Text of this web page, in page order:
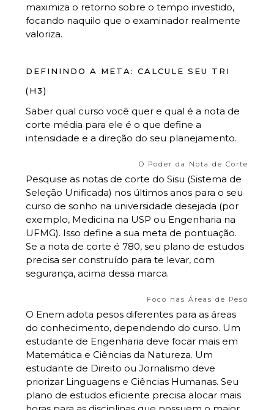
maximiza o retorno sobre o tempo investido,
focando naquilo que o examinador realmente
valoriza.
DEFININDO A META: CALCULE SEU TRI
(H3)
Saber qual curso você quer e qual é a nota de
corte média para ele é o que define a
intensidade e a direção do seu planejamento.
O Poder da Nota de Corte
Pesquise as notas de corte do Sisu (Sistema de
Seleção Unificada) nos últimos anos para o seu
curso de sonho na universidade desejada (por
exemplo, Medicina na USP ou Engenharia na
UFMG). Isso define a sua meta de pontuação.
Se a nota de corte é 780, seu plano de estudos
precisa ser construído para te levar, com
segurança, acima dessa marca.
Foco nas Áreas de Peso
O Enem adota pesos diferentes para as áreas
do conhecimento, dependendo do curso. Um
estudante de Engenharia deve focar mais em
Matemática e Ciências da Natureza. Um
estudante de Direito ou Jornalismo deve
priorizar Linguagens e Ciências Humanas. Seu
plano de estudos eficiente precisa alocar mais